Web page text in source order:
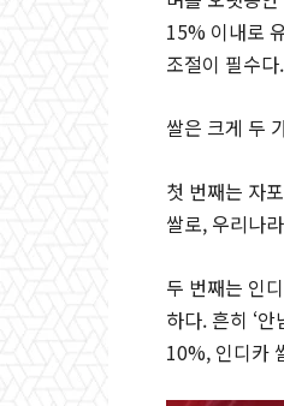
15% 이내로
조절이 필수다.
쌀은 크게 두
첫 번째는 자
쌀로, 우리나
두 번째는 인
하다. 흔히 ‘
10%, 인디카